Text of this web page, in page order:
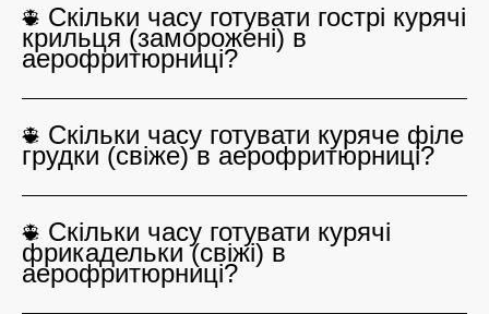
Скільки часу готувати гострі курячі
крильця (заморожені) в
аерофритюрниці?
Скільки часу готувати куряче філе
грудки (свіже) в аерофритюрниці?
Скільки часу готувати курячі
фрикадельки (свіжі) в
аерофритюрниці?